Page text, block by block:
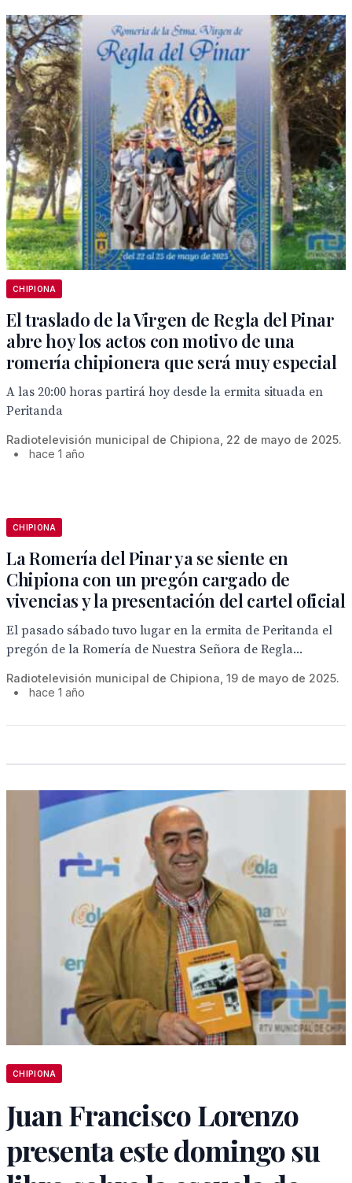
CHIPIONA
El traslado de la Virgen de Regla del Pinar
abre hoy los actos con motivo de una
romería chipionera que será muy especial
A las 20:00 horas partirá hoy desde la ermita situada en
Peritanda
Radiotelevisión municipal de Chipiona, 22 de mayo de 2025.
•
hace 1 año
CHIPIONA
La Romería del Pinar ya se siente en
Chipiona con un pregón cargado de
vivencias y la presentación del cartel oficial
El pasado sábado tuvo lugar en la ermita de Peritanda el
pregón de la Romería de Nuestra Señora de Regla...
Radiotelevisión municipal de Chipiona, 19 de mayo de 2025.
•
hace 1 año
CHIPIONA
Juan Francisco Lorenzo
presenta este domingo su